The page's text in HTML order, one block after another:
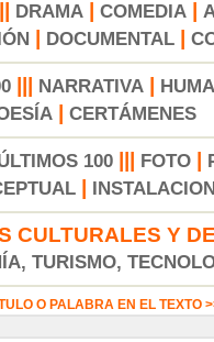
DRAMA COMEDIA
DOCUMENTAL|
NARRATIVA
| CERTÁMENES
100 FOTO
CULTURALES Y
TURISMO,
O PALABRA EN EL TEXTO